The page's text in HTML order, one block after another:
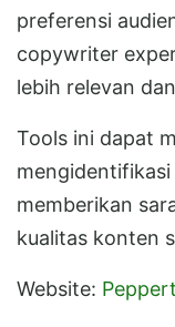
preferensi
copywriter
lebih relevan
Tools ini dapat
memberikan
kualitas konten
Website: